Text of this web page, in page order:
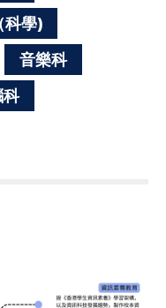
科學)
音樂科
科